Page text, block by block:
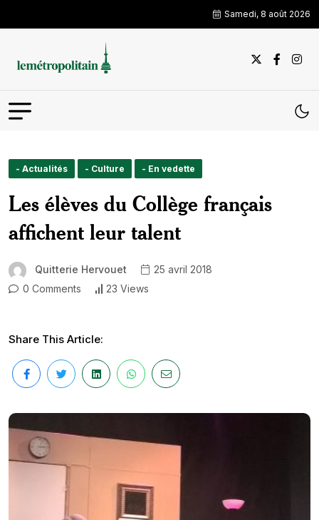
Samedi, 8 août 2026
- Actualités - Culture - En vedette
Les élèves du Collège français
affichent leur talent
Quitterie Hervouet
25 avril 2018
0 Comments
23 Views
Share This Article: